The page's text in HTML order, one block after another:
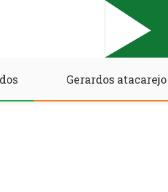
Gerardos atacarejo